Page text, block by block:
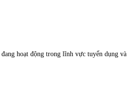
hoạt động trong lĩnh vực tuyển dụng